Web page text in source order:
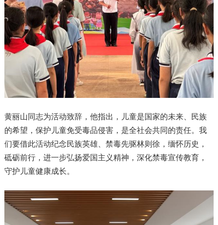
黄丽山同志为活动致辞，他指出，儿童是国家的未来、民族
的希望，保护儿童免受毒品侵害，是全社会共同的责任。我
们要借此活动纪念民族英雄、禁毒先驱林则徐，缅怀历史，
砥砺前行，进一步弘扬爱国主义精神，深化禁毒宣传教育，
守护儿童健康成长。